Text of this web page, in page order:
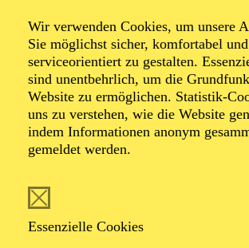
Wir verwenden Cookies, um unsere
Sie möglichst sicher, komfortabel und
serviceorientiert zu gestalten.
sind unentbehrlich, um die
Website zu ermöglichen. Statistik-
uns zu verstehen, wie die Website
indem Informationen anonym
gemeldet werden.
Essenzielle Cookies
STREICHQUARTETT
Werke von Jerod Impichchaachaaha' Tate,
Sergej Prokofjew
TICKETS